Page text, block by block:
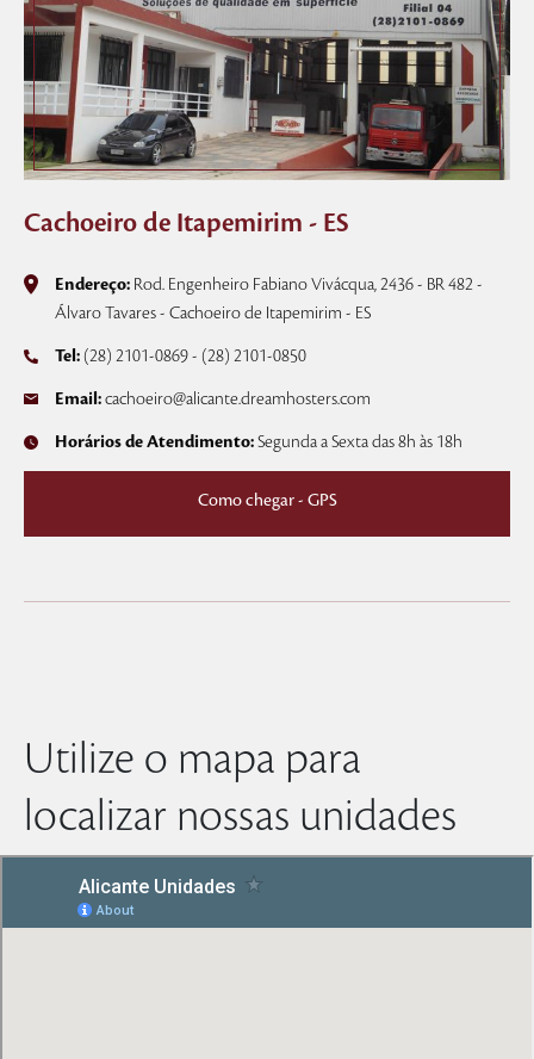
Cachoeiro de Itapemirim - ES
Endereço: Rod. Engenheiro Fabiano Vivácqua, 2436 - BR 482 -
Álvaro Tavares - Cachoeiro de Itapemirim - ES
Tel: (28) 2101-0869 - (28) 2101-0850
Email:cachoeiro@alicante.dreamhosters.com
Horários de Atendimento:Segunda a Sexta das 8h às 18h
Como chegar - GPS
Utilize o mapa para
localizar nossas unidades